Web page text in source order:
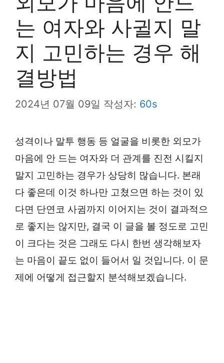
는 여자와 사귈지 말
지 고민하는 경우 해
결방법
2024년 07월 09일 작성자: 60s
성격이나 말투 행동 등 얼굴을 비롯한 외모가
마음에 안 드는 여자와 더 관계를 진전 시킬지
말지 고민하는 경우가 상당히 많습니다. 본래
다 좋은데 이것 하나만 고쳤으면 하는 것이 있
다면 단연코 사귐까지 이어지는 것이 결과적으
로 좋지는 않지만, 결국 이 글을 볼 정도로 고민
이 크다는 것은 그래도 다시 한번 생각해보자
는 마음이 끝도 없이 들어서 일 것입니다. 이 문
제에 어떻게 접근할지 분석해보겠습니다.